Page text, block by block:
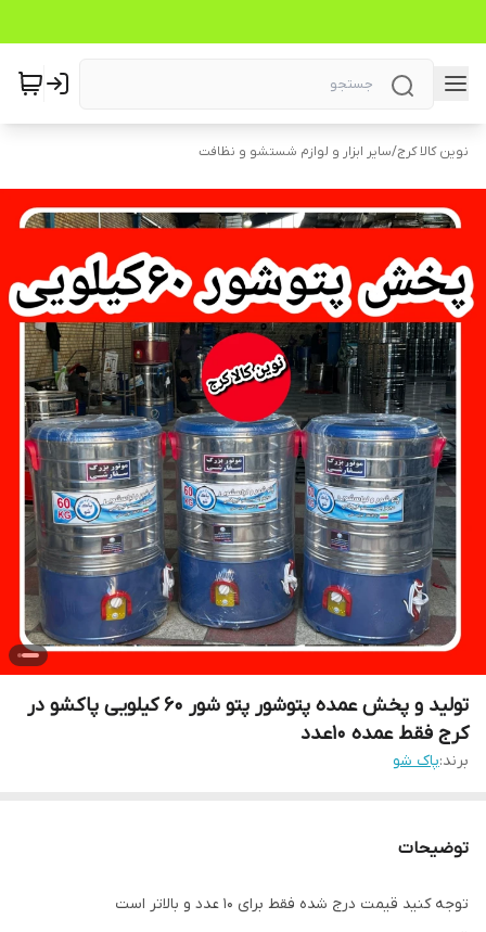
نوین کالا کرج/سایر ابزار و لوازم شستشو و نظافت
تولید و پخش عمده پتوشور پتو شور ۶۰ کیلویی پاکشو در
کرج فقط عمده ۱۰عدد
برند:پاک شو
توضیحات
توجه کنید قیمت درج شده فقط برای ۱۰ عدد و بالاتر است